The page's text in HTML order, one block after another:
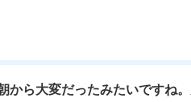
から大変だったみたいですね